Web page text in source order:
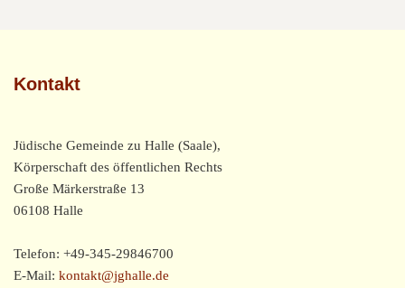
Kontakt
Jüdische Gemeinde zu Halle (Saale),
Körperschaft des öffentlichen Rechts
Große Märkerstraße 13
06108 Halle
Telefon: +49-345-29846700
E-Mail: kontakt@jghalle.de